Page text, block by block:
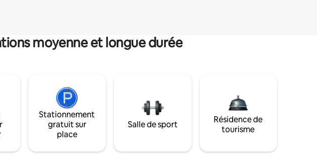
moyenne et longue durée
Stationnement
gratuit sur
place
Salle de sport
Résidence de
tourisme